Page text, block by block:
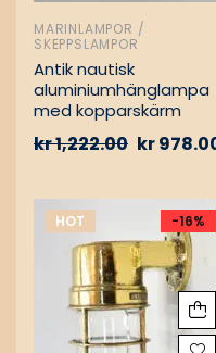
MARINLAMPOR /
SKEPPSLAMPOR
Antik nautisk
aluminiumhänglampa
med kopparskärm
kr1,222.00 kr
HOT -16%